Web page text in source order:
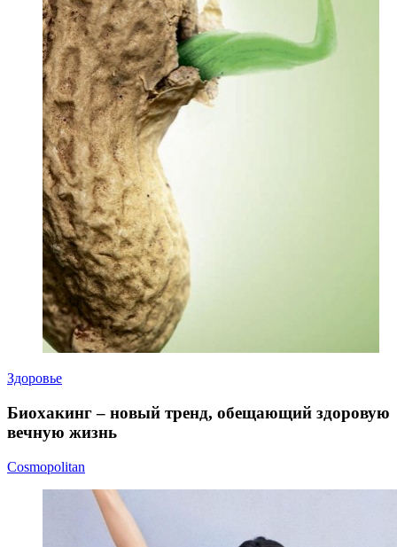
Здоровье
Биохакинг – новый тренд, обещающий здоровую
вечную жизнь
Cosmopolitan